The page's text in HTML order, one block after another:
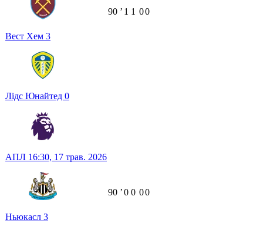
Вест Хем 3
Лідс Юнайтед 0
90 ʼ 1 1 00
АПЛ 16:30, 17 трав. 2026
Ньюкасл 3
90 ʼ0 0 00